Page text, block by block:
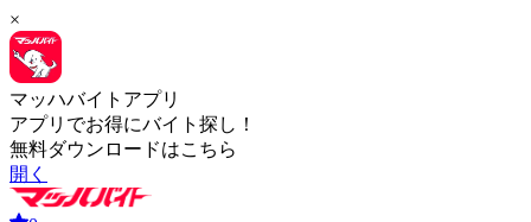
×
マッハバイトアプリ
アプリでお得にバイト探し！
無料ダウンロードはこちら
開く